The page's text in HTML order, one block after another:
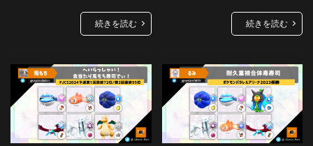
続きを読む 続きを読む